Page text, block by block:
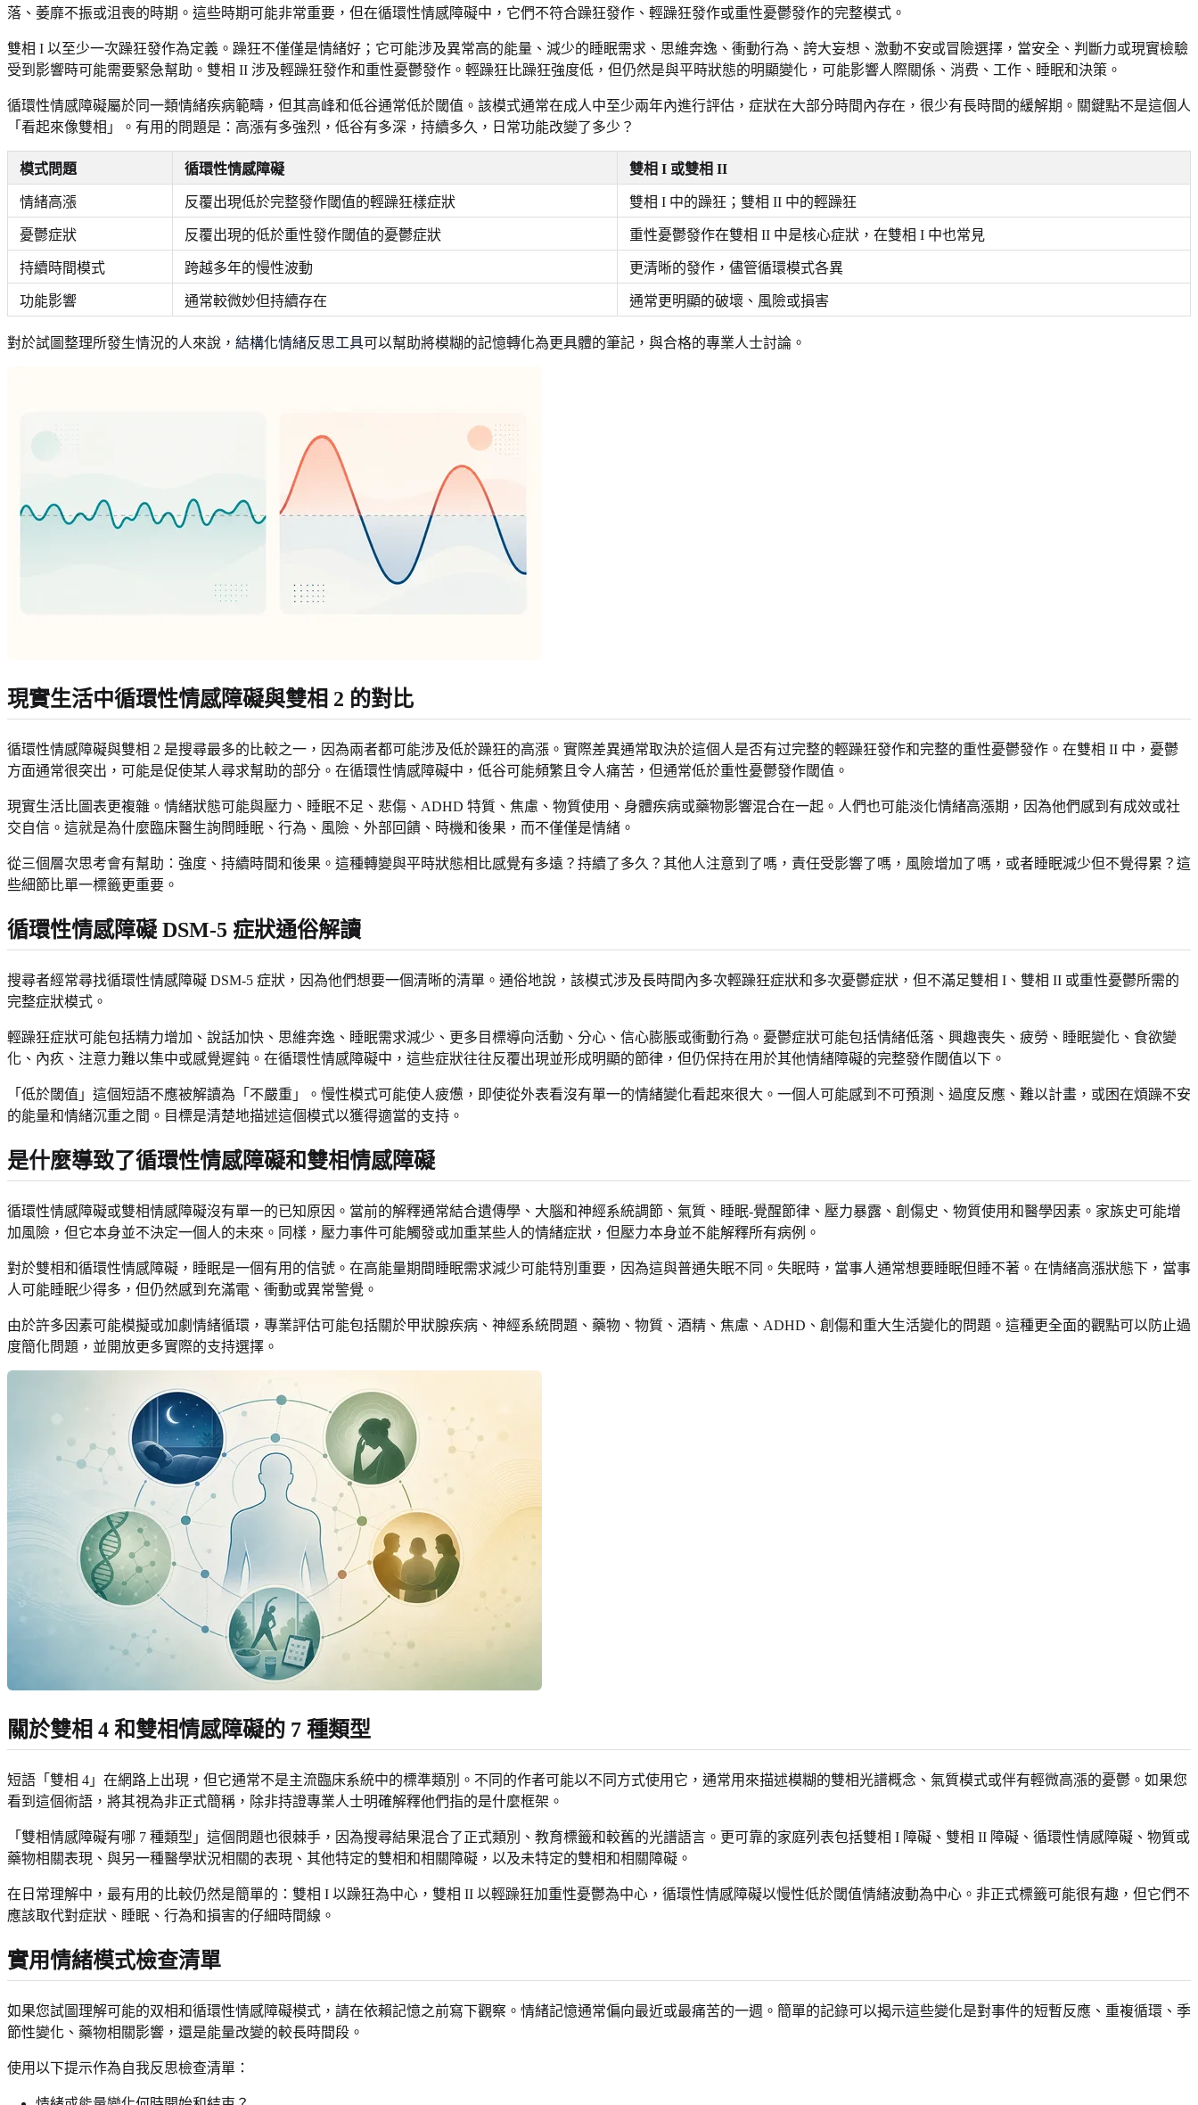
落、萎靡不振或沮喪的時期。這些時期可能非常重要，但在循環性情感障礙中，它們不符合躁狂發作、輕躁狂發作或重性憂鬱發作的完整模式。
雙相 I 以至少一次躁狂發作為定義。躁狂不僅僅是情緒好；它可能涉及異常高的能量、減少的睡眠需求、思維奔逸、衝動行為、誇大妄想、激動不安或冒險選擇，當安全、判斷力或現實檢驗
受到影響時可能需要緊急幫助。雙相 II 涉及輕躁狂發作和重性憂鬱發作。輕躁狂比躁狂強度低，但仍然是與平時狀態的明顯變化，可能影響人際關係、消费、工作、睡眠和決策。
循環性情感障礙屬於同一類情緒疾病範疇，但其高峰和低谷通常低於閾值。該模式通常在成人中至少兩年內進行評估，症狀在大部分時間內存在，很少有長時間的緩解期。關鍵點不是這個人
「看起來像雙相」。有用的問題是：高漲有多強烈，低谷有多深，持續多久，日常功能改變了多少？
模式問題 循環性情感障礙 雙相 I 或雙相 II
情緒高漲 反覆出現低於完整發作閾值的輕躁狂樣症狀 雙相 I 中的躁狂；雙相 II 中的輕躁狂
憂鬱症狀 反覆出現的低於重性發作閾值的憂鬱症狀 重性憂鬱發作在雙相 II 中是核心症狀，在雙相 I 中也常見
持續時間模式 跨越多年的慢性波動 更清晰的發作，儘管循環模式各異
功能影響 通常較微妙但持續存在 通常更明顯的破壞、風險或損害
對於試圖整理所發生情況的人來說， 結構化情緒反思工具可以幫助將模糊的記憶轉化為更具體的筆記，與合格的專業人士討論。
現實生活中循環性情感障礙與雙相 2 的對比
循環性情感障礙與雙相 2 是搜尋最多的比較之一，因為兩者都可能涉及低於躁狂的高漲。實際差異通常取決於這個人是否有过完整的輕躁狂發作和完整的重性憂鬱發作。在雙相 II 中，憂鬱
方面通常很突出，可能是促使某人尋求幫助的部分。在循環性情感障礙中，低谷可能頻繁且令人痛苦，但通常低於重性憂鬱發作閾值。
現實生活比圖表更複雜。情緒狀態可能與壓力、睡眠不足、悲傷、ADHD 特質、焦慮、物質使用、身體疾病或藥物影響混合在一起。人們也可能淡化情緒高漲期，因為他們感到有成效或社
交自信。這就是為什麼臨床醫生詢問睡眠、行為、風險、外部回饋、時機和後果，而不僅僅是情緒。
從三個層次思考會有幫助：強度、持續時間和後果。這種轉變與平時狀態相比感覺有多遠？持續了多久？其他人注意到了嗎，責任受影響了嗎，風險增加了嗎，或者睡眠減少但不覺得累？這
些細節比單一標籤更重要。
循環性情感障礙 DSM-5 症狀通俗解讀
搜尋者經常尋找循環性情感障礙 DSM-5 症狀，因為他們想要一個清晰的清單。通俗地說，該模式涉及長時間內多次輕躁狂症狀和多次憂鬱症狀，但不滿足雙相 I、雙相 II 或重性憂鬱所需的
完整症狀模式。
輕躁狂症狀可能包括精力增加、說話加快、思維奔逸、睡眠需求減少、更多目標導向活動、分心、信心膨脹或衝動行為。憂鬱症狀可能包括情緒低落、興趣喪失、疲勞、睡眠變化、食欲變
化、內疚、注意力難以集中或感覺遲鈍。在循環性情感障礙中，這些症狀往往反覆出現並形成明顯的節律，但仍保持在用於其他情緒障礙的完整發作閾值以下。
「低於閾值」這個短語不應被解讀為「不嚴重」。慢性模式可能使人疲憊，即使從外表看沒有單一的情緒變化看起來很大。一個人可能感到不可預測、過度反應、難以計畫，或困在煩躁不安
的能量和情緒沉重之間。目標是清楚地描述這個模式以獲得適當的支持。
是什麼導致了循環性情感障礙和雙相情感障礙
循環性情感障礙或雙相情感障礙沒有單一的已知原因。當前的解釋通常結合遺傳學、大腦和神經系統調節、氣質、睡眠-覺醒節律、壓力暴露、創傷史、物質使用和醫學因素。家族史可能增
加風險，但它本身並不決定一個人的未來。同樣，壓力事件可能觸發或加重某些人的情緒症狀，但壓力本身並不能解釋所有病例。
對於雙相和循環性情感障礙，睡眠是一個有用的信號。在高能量期間睡眠需求減少可能特別重要，因為這與普通失眠不同。失眠時，當事人通常想要睡眠但睡不著。在情緒高漲狀態下，當事
人可能睡眠少得多，但仍然感到充滿電、衝動或異常警覺。
由於許多因素可能模擬或加劇情緒循環，專業評估可能包括關於甲狀腺疾病、神經系統問題、藥物、物質、酒精、焦慮、ADHD、創傷和重大生活變化的問題。這種更全面的觀點可以防止過
度簡化問題，並開放更多實際的支持選擇。
關於雙相 4 和雙相情感障礙的 7 種類型
短語「雙相 4」在網路上出現，但它通常不是主流臨床系統中的標準類別。不同的作者可能以不同方式使用它，通常用來描述模糊的雙相光譜概念、氣質模式或伴有輕微高漲的憂鬱。如果您
看到這個術語，將其視為非正式簡稱，除非持證專業人士明確解釋他們指的是什麼框架。
「雙相情感障礙有哪 7 種類型」這個問題也很棘手，因為搜尋結果混合了正式類別、教育標籤和較舊的光譜語言。更可靠的家庭列表包括雙相 I 障礙、雙相 II 障礙、循環性情感障礙、物質或
藥物相關表現、與另一種醫學狀況相關的表現、其他特定的雙相和相關障礙，以及未特定的雙相和相關障礙。
在日常理解中，最有用的比較仍然是簡單的：雙相 I 以躁狂為中心，雙相 II 以輕躁狂加重性憂鬱為中心，循環性情感障礙以慢性低於閾值情緒波動為中心。非正式標籤可能很有趣，但它們不
應該取代對症狀、睡眠、行為和損害的仔細時間線。
實用情緒模式檢查清單
如果您試圖理解可能的双相和循環性情感障礙模式，請在依賴記憶之前寫下觀察。情緒記憶通常偏向最近或最痛苦的一週。簡單的記錄可以揭示這些變化是對事件的短暫反應、重複循環、季
節性變化、藥物相關影響，還是能量改變的較長時間段。
使用以下提示作為自我反思檢查清單：